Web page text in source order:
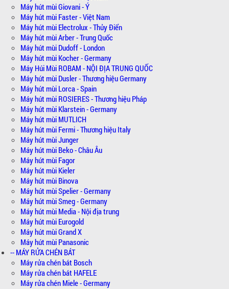
Máy hút mùi Giovani - Ý
Máy hút mùi Faster - Việt Nam
Máy hút mùi Electrolux - Thủy Điển
Máy hút mùi Arber - Trung Quốc
Máy hút mùi Dudoff - London
Máy hút mùi Kocher - Germany
Máy Húi Mùi ROBAM - NỘI ĐỊA TRUNG QUỐC
Máy hút mùi Dusler - Thương hiệu Germany
Máy hút mùi Lorca - Spain
Máy hút mùi ROSIERES - Thương hiệu Pháp
Máy hút mùi Klarstein - Germany
Máy hút mùi MUTLICH
Máy hút mùi Fermi - Thương hiệu Italy
Máy hút mùi Junger
Máy hút mùi Beko - Châu Âu
Máy hút mùi Fagor
Máy hút mùi Kieler
Máy hút mùi Binova
Máy hút mùi Spelier - Germany
Máy hút mùi Smeg - Germany
Máy hút mùi Media - Nội địa trung
Máy hút mùi Eurogold
Máy hút mùi Grand X
Máy hút mùi Panasonic
-- MÁY RỬA CHÉN BÁT
Máy rửa chén bát Bosch
Máy rửa chén bát HAFELE
Máy rửa chén Miele - Germany